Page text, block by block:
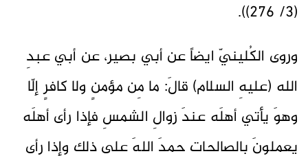
(3/ 276)).
وروى الكُلينيّ ايضاً عن أبي بصير، عن أبي عبدِ
الله (عليهِ السلام) قالَ: ما مِن مؤمنٍ ولا كافرٍ إلّا
وهوَ يأتي أهلَه عندَ زوالِ الشمسِ فإذا رأى أهلَه
يعملونَ بالصالحاتِ حمدَ اللهَ على ذلك وإذا رأى